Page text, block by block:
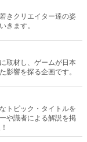
取材し、ゲームが日本
影響を探る企画です。
トピック・タイトルを
や識者による解説を掲
ーの青春〜
マンガ家・田中圭一先
。